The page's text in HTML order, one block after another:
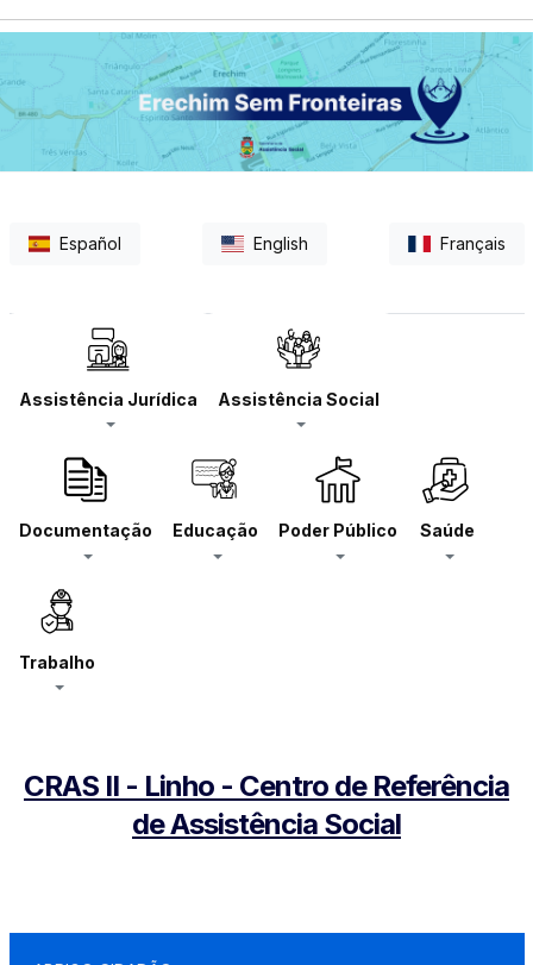
Español English Français
Assistência Jurídica Assistência Social
Documentação Educação Poder Público Saúde
Trabalho
CRAS II - Linho - Centro de Referência
de Assistência Social